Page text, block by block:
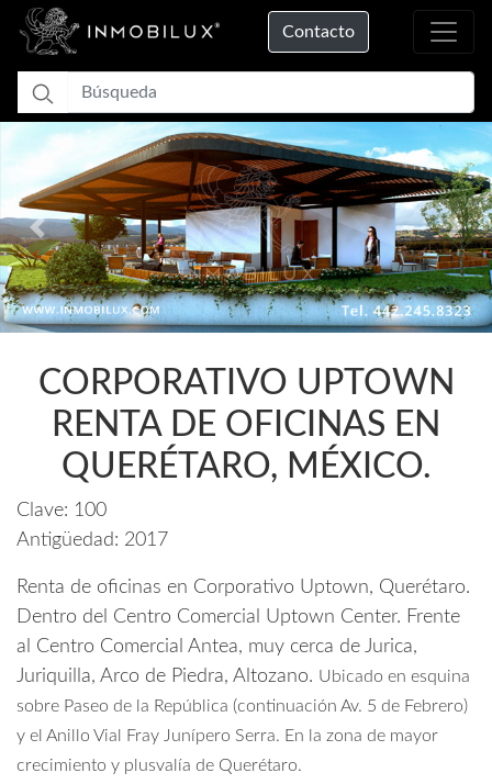
Contacto
Cargando...
Previous
CORPORATIVO UPTOWN
RENTA DE OFICINAS EN
QUERÉTARO, MÉXICO.
Clave: 100
Antigüedad: 2017
Renta de oficinas en Corporativo Uptown, Querétaro.
Dentro del Centro Comercial Uptown Center. Frente
al Centro Comercial Antea, muy cerca de Jurica,
Juriquilla, Arco de Piedra, Altozano. Ubicado en esquina
sobre Paseo de la República (continuación Av. 5 de Febrero)
y el Anillo Vial Fray Junípero Serra. En la zona de mayor
crecimiento y plusvalía de Querétaro.